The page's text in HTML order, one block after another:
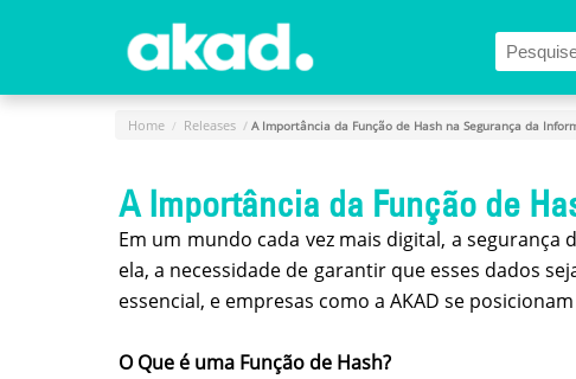
Menu Principal
Novidades
Home Releases A Importância da Função de Hash na Segurança da
A Importância da Função de
Em um mundo cada vez mais digital, a
ela, a necessidade de garantir que esses dados
essencial, e empresas como a AKAD se
O Que é uma Função de Hash?